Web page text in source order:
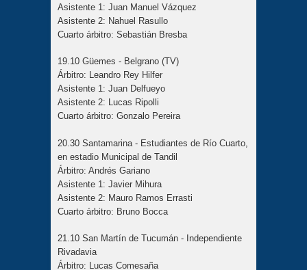
Asistente 1: Juan Manuel Vázquez
Asistente 2: Nahuel Rasullo
Cuarto árbitro: Sebastián Bresba
19.10 Güemes - Belgrano (TV)
Árbitro: Leandro Rey Hilfer
Asistente 1: Juan Delfueyo
Asistente 2: Lucas Ripolli
Cuarto árbitro: Gonzalo Pereira
20.30 Santamarina - Estudiantes de Río Cuarto,
en estadio Municipal de Tandil
Árbitro: Andrés Gariano
Asistente 1: Javier Mihura
Asistente 2: Mauro Ramos Errasti
Cuarto árbitro: Bruno Bocca
21.10 San Martín de Tucumán - Independiente
Rivadavia
Árbitro: Lucas Comesaña